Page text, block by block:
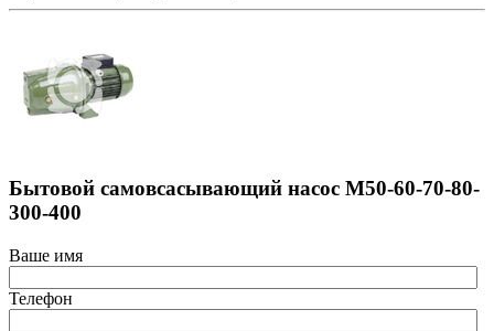
Бытовой самовсасывающий насос M50-60-70-80-
300-400
Ваше имя
Телефон